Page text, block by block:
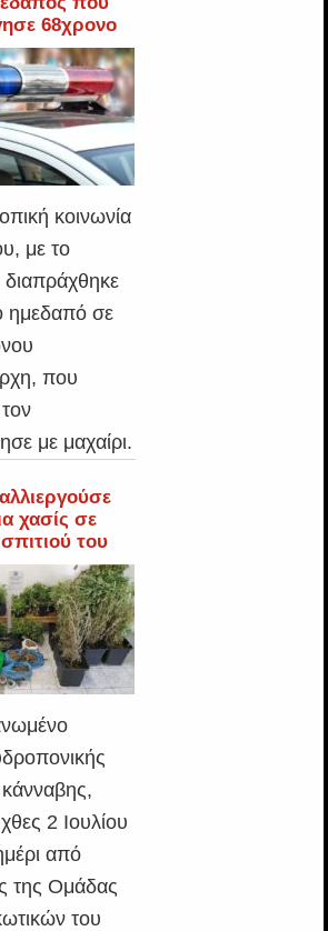
68χρονο
κοινωνία
με το
ημεδαπό σε
που
με μαχαίρι.
χασίς σε
του
κάνναβης,
2 Ιουλίου
από
της Ομάδας
του